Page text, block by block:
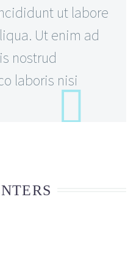
ut labore
Ut enim ad
nostrud
laboris nisi